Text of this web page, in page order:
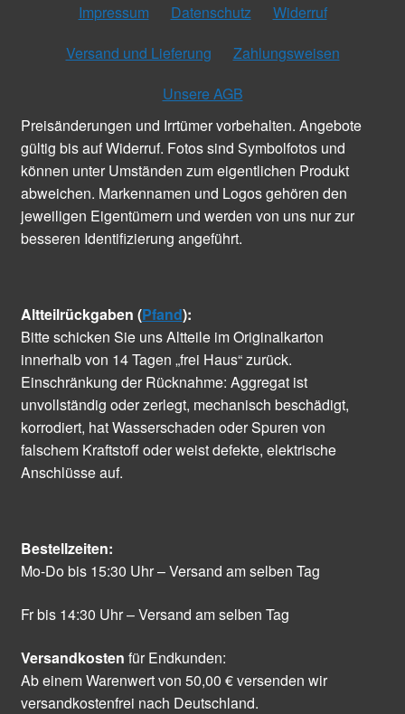
Impressum Datenschutz
Widerruf
Versand und Lieferung
Zahlungsweisen
Unsere AGB
Preisänderungen und Irrtümer vorbehalten. Angebote
gültig bis auf Widerruf. Fotos sind Symbolfotos und
können unter Umständen zum eigentlichen Produkt
abweichen. Markennamen und Logos gehören den
jeweiligen Eigentümern und werden von uns nur zur
besseren Identifizierung angeführt.
Altteilrückgaben (Pfand):
Bitte schicken Sie uns Altteile im Originalkarton
innerhalb von 14 Tagen „frei Haus“ zurück.
Einschränkung der Rücknahme: Aggregat ist
unvollständig oder zerlegt, mechanisch beschädigt,
korrodiert, hat Wasserschaden oder Spuren von
falschem Kraftstoff oder weist defekte, elektrische
Anschlüsse auf.
Bestellzeiten:
Mo-Do bis 15:30 Uhr – Versand am selben Tag
Fr bis 14:30 Uhr – Versand am selben Tag
Versandkosten für Endkunden:
Ab einem Warenwert von 50,00 € versenden wir
versandkostenfrei nach Deutschland.